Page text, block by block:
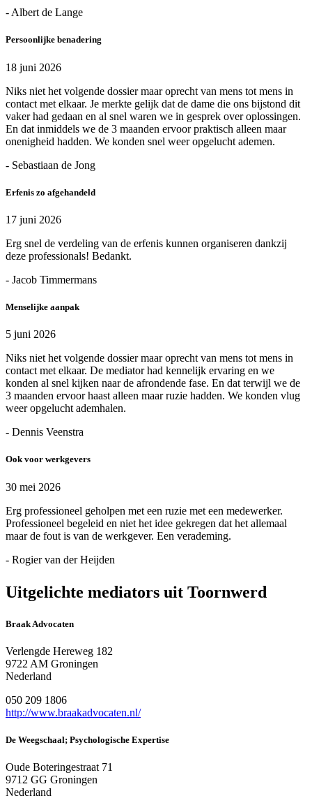
- Albert de Lange
Persoonlijke benadering
18 juni 2026
Niks niet het volgende dossier maar oprecht van mens tot mens in
contact met elkaar. Je merkte gelijk dat de dame die ons bijstond dit
vaker had gedaan en al snel waren we in gesprek over oplossingen.
En dat inmiddels we de 3 maanden ervoor praktisch alleen maar
onenigheid hadden. We konden snel weer opgelucht ademen.
- Sebastiaan de Jong
Erfenis zo afgehandeld
17 juni 2026
Erg snel de verdeling van de erfenis kunnen organiseren dankzij
deze professionals! Bedankt.
- Jacob Timmermans
Menselijke aanpak
5 juni 2026
Niks niet het volgende dossier maar oprecht van mens tot mens in
contact met elkaar. De mediator had kennelijk ervaring en we
konden al snel kijken naar de afrondende fase. En dat terwijl we de
3 maanden ervoor haast alleen maar ruzie hadden. We konden vlug
weer opgelucht ademhalen.
- Dennis Veenstra
Ook voor werkgevers
30 mei 2026
Erg professioneel geholpen met een ruzie met een medewerker.
Professioneel begeleid en niet het idee gekregen dat het allemaal
maar de fout is van de werkgever. Een verademing.
- Rogier van der Heijden
Uitgelichte mediators uit Toornwerd
Braak Advocaten
Verlengde Hereweg 182
9722 AM Groningen
Nederland
050 209 1806
http://www.braakadvocaten.nl/
De Weegschaal; Psychologische Expertise
Oude Boteringestraat 71
9712 GG Groningen
Nederland